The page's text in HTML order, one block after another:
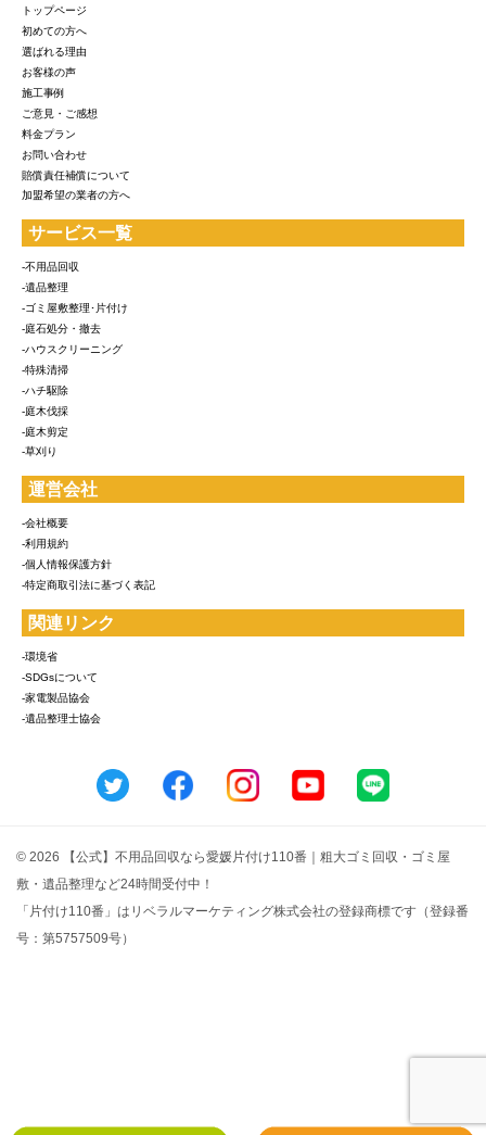
トップページ
初めての方へ
選ばれる理由
お客様の声
施工事例
ご意見・ご感想
料金プラン
お問い合わせ
賠償責任補償について
加盟希望の業者の方へ
サービス一覧
-不用品回収
-遺品整理
-ゴミ屋敷整理･片付け
-庭石処分・撤去
-ハウスクリーニング
-特殊清掃
-ハチ駆除
-庭木伐採
-庭木剪定
-草刈り
運営会社
-会社概要
-利用規約
-個人情報保護方針
-特定商取引法に基づく表記
関連リンク
-環境省
-SDGsについて
-家電製品協会
-遺品整理士協会
© 2026 【公式】不用品回収なら愛媛片付け110番｜粗大ゴミ回収・ゴミ屋
敷・遺品整理など24時間受付中！
「片付け110番」はリベラルマーケティング株式会社の登録商標です（登録番
号：第5757509号）